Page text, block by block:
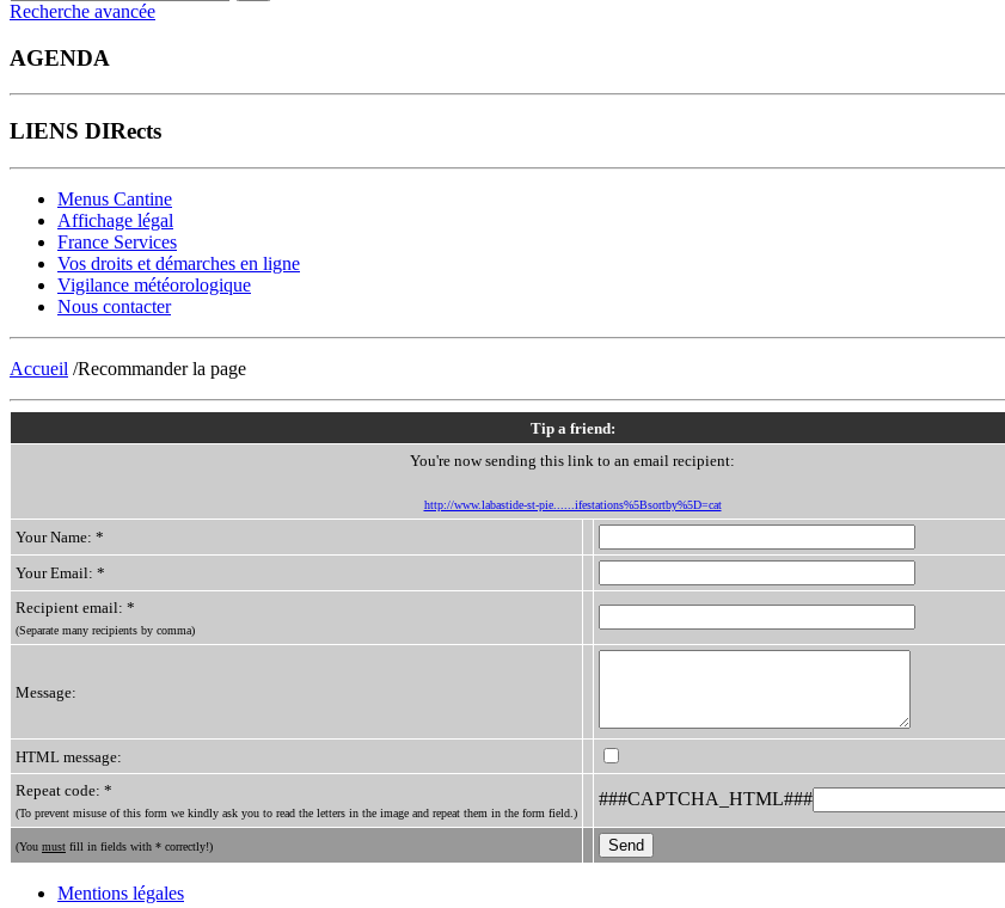
Recherche avancée
AGENDA
LIENS DIRects
Menus Cantine
Affichage légal
France Services
Vos droits et démarches en ligne
Vigilance météorologique
Nous contacter
Accueil /Recommander la page
Tip a friend:
You're now sending this link to an email recipient:
http://www.labastide-st-pie......ifestations%5Bsortby%5D=cat
Your Name: *
Your Email: *
Recipient email: *
(Separate many recipients by comma)
Message:
HTML message:
Repeat code: *
(To prevent misuse of this form we kindly ask you to read the letters in the image and repeat them in the form field.)
###CAPTCHA_HTML###
(You must fill in fields with * correctly!)
Mentions légales